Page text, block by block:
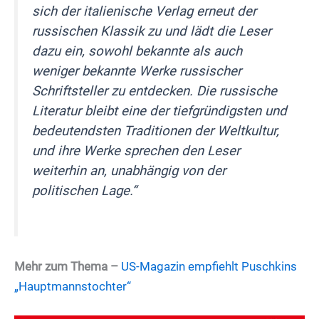
sich der italienische Verlag erneut der
russischen Klassik zu und lädt die Leser
dazu ein, sowohl bekannte als auch
weniger bekannte Werke russischer
Schriftsteller zu entdecken. Die russische
Literatur bleibt eine der tiefgründigsten und
bedeutendsten Traditionen der Weltkultur,
und ihre Werke sprechen den Leser
weiterhin an, unabhängig von der
politischen Lage.“
Mehr zum Thema – US-Magazin empfiehlt Puschkins
„Hauptmannstochter“